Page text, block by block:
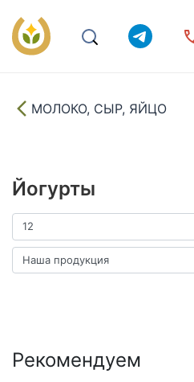
МОЛОКО, СЫР, ЯЙЦО
Йогурты
Рекомендуем